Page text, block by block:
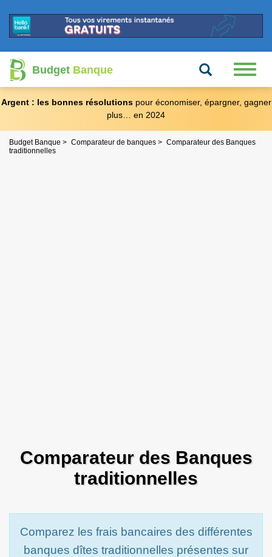
Budget Banque Recherche
Argent : les bonnes résolutionspour économiser, épargner, gagner
plus… en 2024
Budget Banque Comparateur de banques
Comparateur des Banques
traditionnelles
Comparateur des Banques
traditionnelles
Comparez les frais bancaires des différentes
banques dîtes traditionnelles présentes sur